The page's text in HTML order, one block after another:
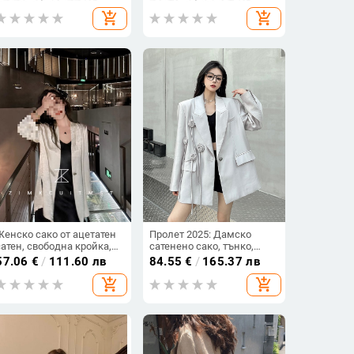
add_shopping_cart
еднобутонна планка,
полиестерова материяadd_shopping_cart
сако от ацетатен
свободна кройка,
копче закопчаване,
¾ ръкави, ежедневен шик
€ / 111.60 лв
add_shopping_cart
Пролет 2025: Дамско
сатенено сако, тънко,
свободно, с декоративни
84.55 € / 165.37 лв
add_shopping_cart